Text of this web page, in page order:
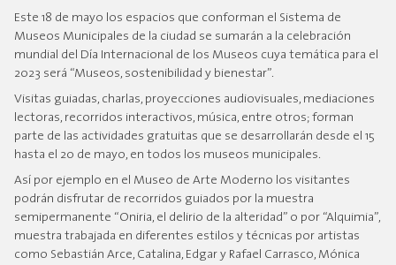
Este 18 de mayo los espacios que conforman el Sistema de
Museos Municipales de la ciudad se sumarán a la celebración
mundial del Día Internacional de los Museos cuya temática para el
2023 será “Museos, sostenibilidad y bienestar”.
Visitas guiadas, charlas, proyecciones audiovisuales, mediaciones
lectoras, recorridos interactivos, música, entre otros; forman
parte de las actividades gratuitas que se desarrollarán desde el 15
hasta el 20 de mayo, en todos los museos municipales.
Así por ejemplo en el Museo de Arte Moderno los visitantes
podrán disfrutar de recorridos guiados por la muestra
semipermanente “Oniria, el delirio de la alteridad” o por “Alquimia”,
muestra trabajada en diferentes estilos y técnicas por artistas
como Sebastián Arce, Catalina, Edgar y Rafael Carrasco, Mónica